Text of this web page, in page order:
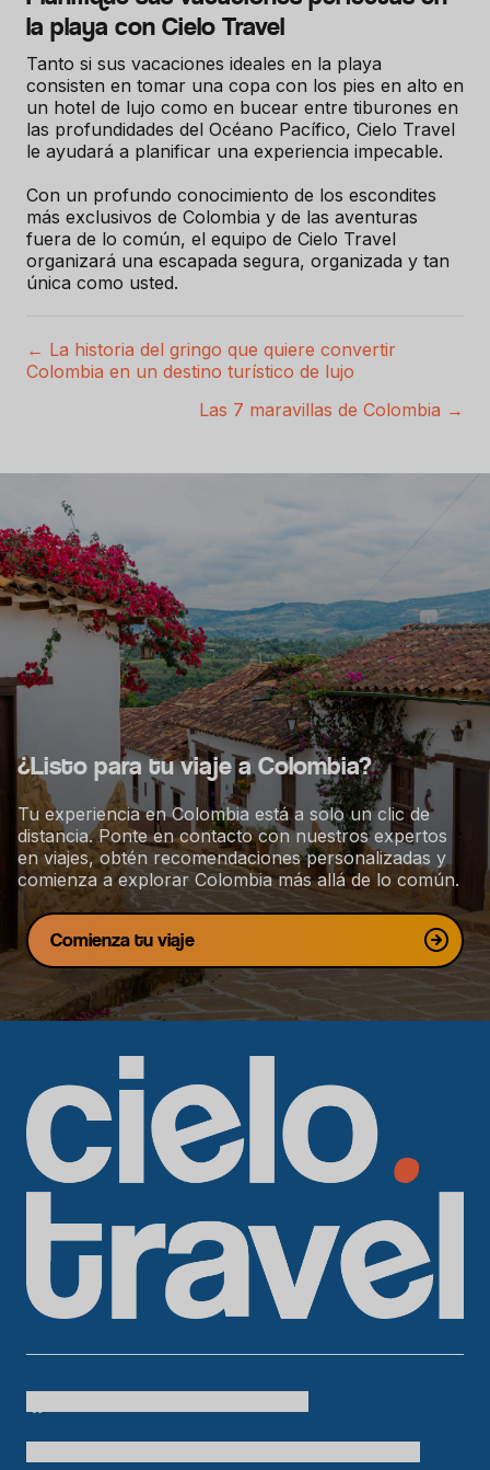
la playa con Cielo Travel
Tanto si sus vacaciones ideales en la playa
consisten en tomar una copa con los pies en alto en
un hotel de lujo como en bucear entre tiburones en
las profundidades del Océano Pacífico, Cielo Travel
le ayudará a planificar una experiencia impecable.
Con un profundo conocimiento de los escondites
más exclusivos de Colombia y de las aventuras
fuera de lo común, el equipo de Cielo Travel
organizará una escapada segura, organizada y tan
única como usted.
P
t
n
a
v
e
a
ó
n
← La historia del gringo que quiere convertir
Colombia en un destino turístico de lujo
Las 7 maravillas de Colombia →
¿Listo para tu viaje a Colombia?
Tu experiencia en Colombia está a solo un clic de
distancia. Ponte en contacto con nuestros expertos
en viajes, obtén recomendaciones personalizadas y
comienza a explorar Colombia más allá de lo común.
Comienza tu viaje